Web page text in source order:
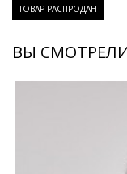
ТОВАР РАСПРОДАН
ВЫ